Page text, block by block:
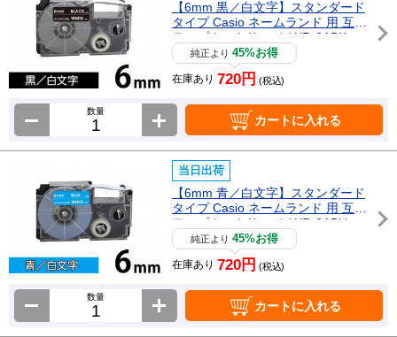
【6mm 黒／白文字】スタンダード
タイプ Casio ネームランド 用 互換
テープカートリッジ / XR-6ABK
純正より45%お得
在庫あり 720円 (税込)
数量
カートに入れる
当日出荷
【6mm 青／白文字】スタンダード
タイプ Casio ネームランド 用 互換
テープカートリッジ / XR-6ABU
純正より45%お得
在庫あり 720円 (税込)
数量
カートに入れる